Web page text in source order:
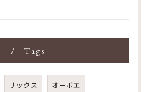
Tags
サックス オーボエ